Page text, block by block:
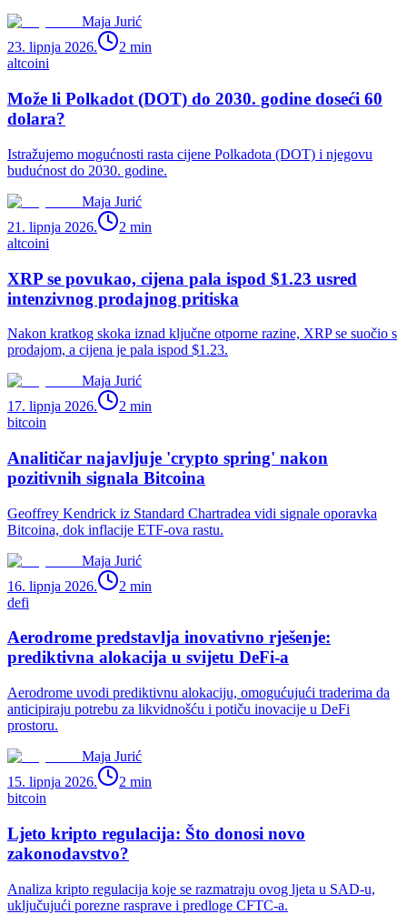
Maja Jurić
23. lipnja 2026.
2 min
altcoini
Može li Polkadot (DOT) do 2030. godine doseći 60
dolara?
Istražujemo mogućnosti rasta cijene Polkadota (DOT) i njegovu
budućnost do 2030. godine.
Maja Jurić
21. lipnja 2026.
2 min
altcoini
XRP se povukao, cijena pala ispod $1.23 usred
intenzivnog prodajnog pritiska
Nakon kratkog skoka iznad ključne otporne razine, XRP se suočio s
prodajom, a cijena je pala ispod $1.23.
Maja Jurić
17. lipnja 2026.
2 min
bitcoin
Analitičar najavljuje 'crypto spring' nakon
pozitivnih signala Bitcoina
Geoffrey Kendrick iz Standard Chartradea vidi signale oporavka
Bitcoina, dok inflacije ETF-ova rastu.
Maja Jurić
16. lipnja 2026.
2 min
defi
Aerodrome predstavlja inovativno rješenje:
prediktivna alokacija u svijetu DeFi-a
Aerodrome uvodi prediktivnu alokaciju, omogućujući traderima da
anticipiraju potrebu za likvidnošću i potiču inovacije u DeFi
prostoru.
Maja Jurić
15. lipnja 2026.
2 min
bitcoin
Ljeto kripto regulacija: Što donosi novo
zakonodavstvo?
Analiza kripto regulacija koje se razmatraju ovog ljeta u SAD-u,
uključujući porezne rasprave i predloge CFTC-a.